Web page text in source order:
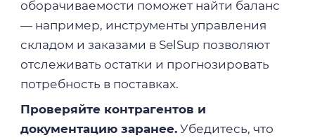
оборачиваемости поможет найти баланс
— например, инструменты управления
складом и заказами в SelSup позволяют
отслеживать остатки и прогнозировать
потребность в поставках.
Проверяйте контрагентов и
документацию заранее.Убедитесь, что